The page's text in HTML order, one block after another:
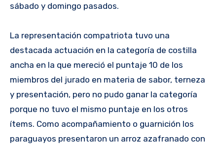
sábado y domingo pasados.
La representación compatriota tuvo una
destacada actuación en la categoría de costilla
ancha en la que mereció el puntaje 10 de los
miembros del jurado en materia de sabor, terneza
y presentación, pero no pudo ganar la categoría
porque no tuvo el mismo puntaje en los otros
ítems. Como acompañamiento o guarnición los
paraguayos presentaron un arroz azafranado con